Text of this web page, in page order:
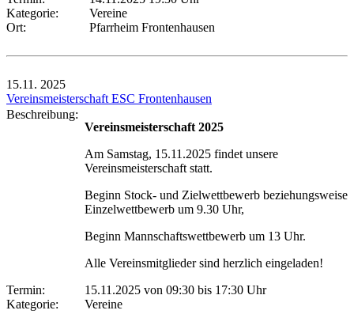
Kategorie:
Vereine
Ort:
Pfarrheim Frontenhausen
15.11. 2025
Vereinsmeisterschaft ESC Frontenhausen
Beschreibung:
Vereinsmeisterschaft 2025
Am Samstag, 15.11.2025 findet unsere
Vereinsmeisterschaft statt.
Beginn Stock- und Zielwettbewerb beziehungsweise
Einzelwettbewerb um 9.30 Uhr,
Beginn Mannschaftswettbewerb um 13 Uhr.
Alle Vereinsmitglieder sind herzlich eingeladen!
Termin:
15.11.2025 von 09:30 bis 17:30 Uhr
Kategorie:
Vereine